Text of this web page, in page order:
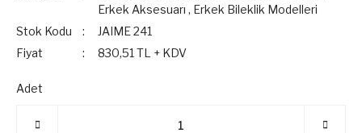
Erkek Aksesuarı , Erkek Bileklik Modelleri
Stok Kodu
JAIME 241
Fiyat
830,51 TL + KDV
Adet